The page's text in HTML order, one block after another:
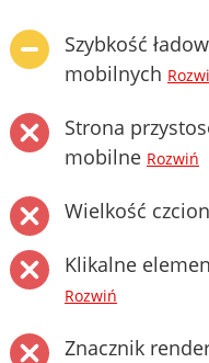
Szybkość
mobilnych
Strona
mobilne Rozwiń
Wielkość
Klikalne
Rozwiń
Znacznik